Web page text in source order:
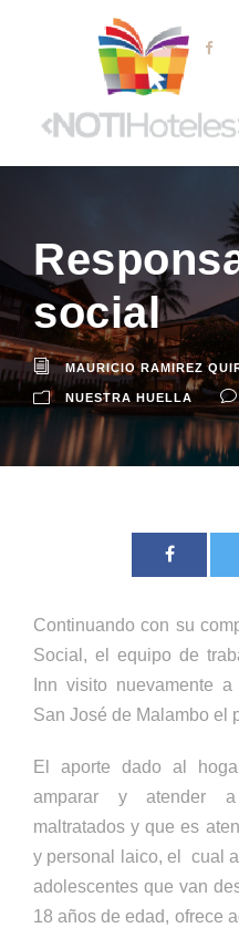
social
MAURICIO RAMIREZ
NUESTRA HUELLA
Continuando con su
Social, el equipo de
Inn visito nuevamente
San José de Malambo el
El aporte dado al
amparar y atender
maltratados y que es
y personal laico, el cual
adolescentes que van
18 años de edad, ofrece